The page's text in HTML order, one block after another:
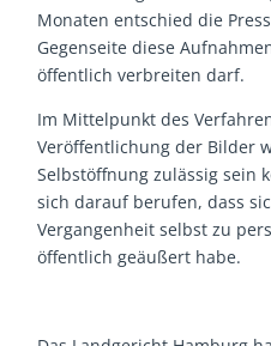
Monaten entschied die
Gegenseite diese
öffentlich verbreiten darf.
Im Mittelpunkt des
Veröffentlichung der Bilder
Selbstöffnung zulässig sein
sich darauf berufen, dass
Vergangenheit selbst zu
öffentlich geäußert habe.